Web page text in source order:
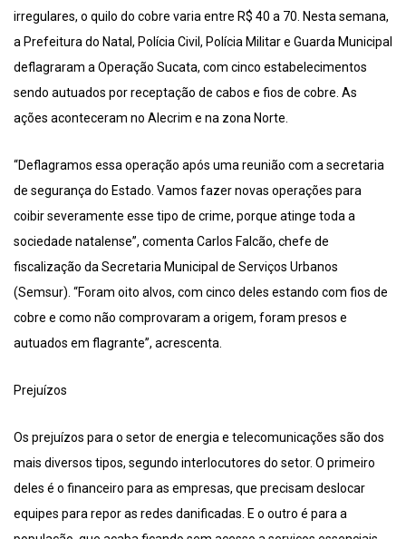
irregulares, o quilo do cobre varia entre R$ 40 a 70. Nesta semana,
a Prefeitura do Natal, Polícia Civil, Polícia Militar e Guarda Municipal
deflagraram a Operação Sucata, com cinco estabelecimentos
sendo autuados por receptação de cabos e fios de cobre. As
ações aconteceram no Alecrim e na zona Norte.
“Deflagramos essa operação após uma reunião com a secretaria
de segurança do Estado. Vamos fazer novas operações para
coibir severamente esse tipo de crime, porque atinge toda a
sociedade natalense”, comenta Carlos Falcão, chefe de
fiscalização da Secretaria Municipal de Serviços Urbanos
(Semsur). “Foram oito alvos, com cinco deles estando com fios de
cobre e como não comprovaram a origem, foram presos e
autuados em flagrante”, acrescenta.
Prejuízos
Os prejuízos para o setor de energia e telecomunicações são dos
mais diversos tipos, segundo interlocutores do setor. O primeiro
deles é o financeiro para as empresas, que precisam deslocar
equipes para repor as redes danificadas. E o outro é para a